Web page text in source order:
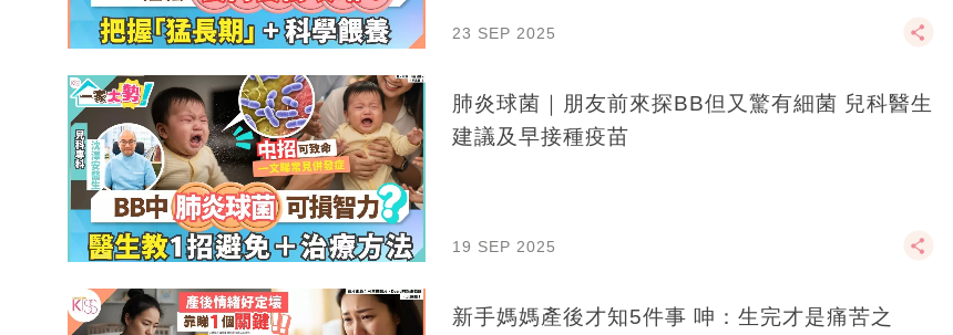
23 SEP 2025
肺炎球菌｜朋友前來探BB但又驚有細菌 兒科醫生
建議及早接種疫苗
19 SEP 2025
新手媽媽產後才知5件事 呻：生完才是痛苦之